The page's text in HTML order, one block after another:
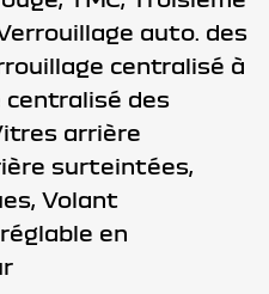
auto. des
centralisé à
centralisé des
arrière
surteintées,
Volant
en